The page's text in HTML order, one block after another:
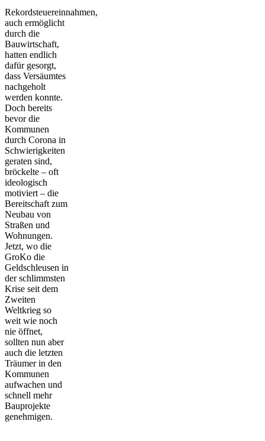
Rekordsteuereinnahmen,
auch ermöglicht
durch die
Bauwirtschaft,
hatten endlich
dafür gesorgt,
dass Versäumtes
nachgeholt
werden konnte.
Doch bereits
bevor die
Kommunen
durch Corona in
Schwierigkeiten
geraten sind,
bröckelte – oft
ideologisch
motiviert – die
Bereitschaft zum
Neubau von
Straßen und
Wohnungen.
Jetzt, wo die
GroKo die
Geldschleusen in
der schlimmsten
Krise seit dem
Zweiten
Weltkrieg so
weit wie noch
nie öffnet,
sollten nun aber
auch die letzten
Träumer in den
Kommunen
aufwachen und
schnell mehr
Bauprojekte
genehmigen.